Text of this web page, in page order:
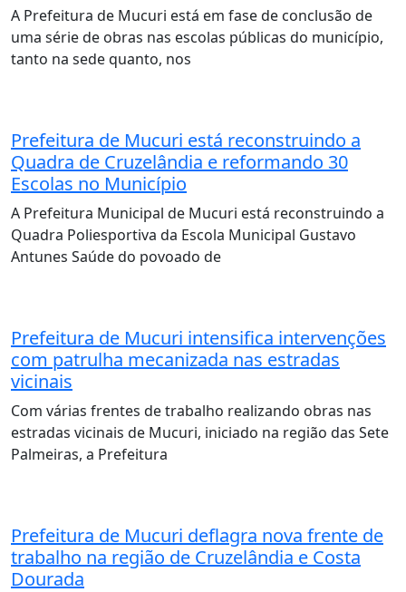
A Prefeitura de Mucuri está em fase de conclusão de
uma série de obras nas escolas públicas do município,
tanto na sede quanto, nos
Prefeitura de Mucuri está reconstruindo a
Quadra de Cruzelândia e reformando 30
Escolas no Município
A Prefeitura Municipal de Mucuri está reconstruindo a
Quadra Poliesportiva da Escola Municipal Gustavo
Antunes Saúde do povoado de
Prefeitura de Mucuri intensifica intervenções
com patrulha mecanizada nas estradas
vicinais
Com várias frentes de trabalho realizando obras nas
estradas vicinais de Mucuri, iniciado na região das Sete
Palmeiras, a Prefeitura
Prefeitura de Mucuri deflagra nova frente de
trabalho na região de Cruzelândia e Costa
Dourada